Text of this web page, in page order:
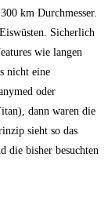
km Durchmesser.
Sicherlich
wie langen
nicht eine
oder
dann waren die
sieht so das
die bisher besuchten